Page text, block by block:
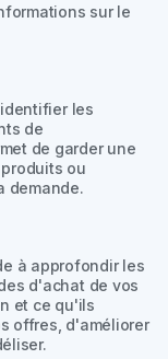
sur le
les
de
de garder une
ou
demande.
à approfondir les
d'achat de vos
et ce qu'ils
offres, d'améliorer